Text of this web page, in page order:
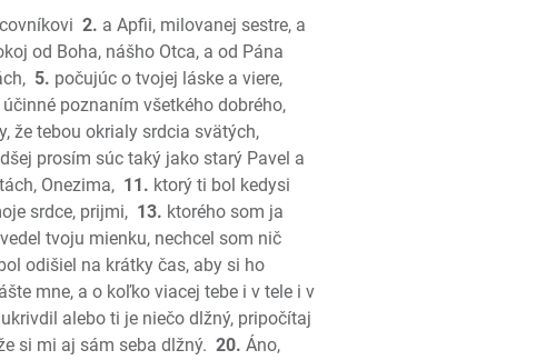
kráľov
Paralipomenon
Paralipomenon
piesní
2. a Apfii, milovanej sestre, a
od Boha, nášho Otca, a od Pána
5. počujúc o tvojej láske a viere,
poznaním všetkého dobrého,
že tebou okrialy srdcia svätých,
prosím súc taký jako starý Pavel a
Onezima, 11. ktorý ti bol kedysi
srdce, prijmi, 13. ktorého som ja
tvoju mienku, nechcel som nič
odišiel na krátky čas, aby si ho
mne, a o koľko viacej tebe i v tele i v
alebo ti je niečo dlžný, pripočítaj
si mi aj sám seba dlžný. 20. Áno,